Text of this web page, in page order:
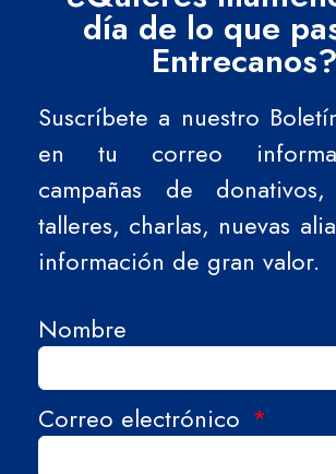
día de lo que
Entrecanos?
Suscríbete a nuestro
en tu correo
campañas de
talleres, charlas, nuevas
información de gran valor.
Nombre
Correo electrónico